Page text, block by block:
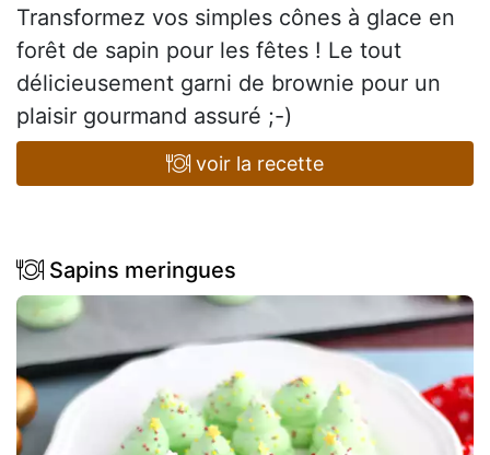
Transformez vos simples cônes à glace en
forêt de sapin pour les fêtes ! Le tout
délicieusement garni de brownie pour un
plaisir gourmand assuré ;-)
voir la recette
Sapins meringues